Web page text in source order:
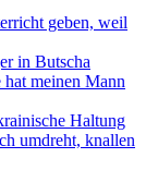
geben, weil
in Butscha
meinen Mann
Haltung
umdreht, knallen